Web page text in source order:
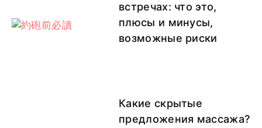
встречах: что это,
плюсы и минусы,
возможные риски
Какие скрытые
предложения массажа?